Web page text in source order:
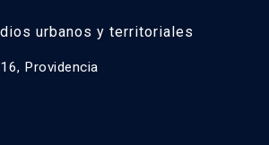
urbanos y territoriales
Providencia